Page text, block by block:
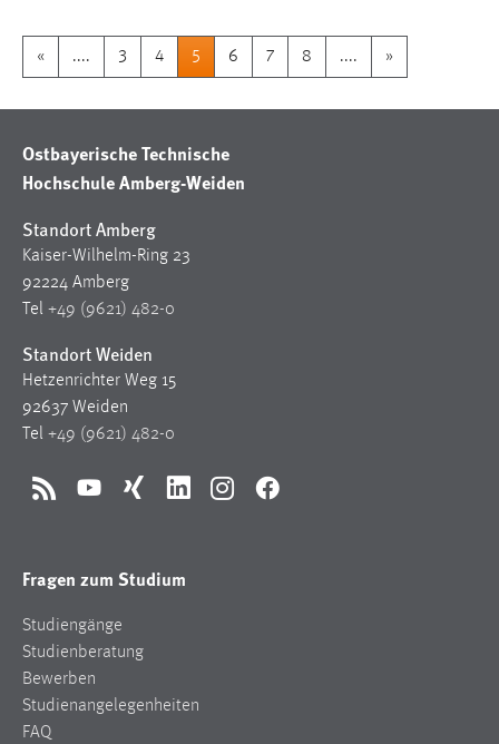
« .... 3 4 5 6 7 8 .... »
Ostbayerische Technische
Hochschule Amberg-Weiden
Standort Amberg
Kaiser-Wilhelm-Ring 23
92224 Amberg
Tel +49 (9621) 482-0
Standort Weiden
Hetzenrichter Weg 15
92637 Weiden
Tel +49 (9621) 482-0
RSS YouTubeXing LinkedInInstagramFacebook
Fragen zum Studium
Studiengänge
Studienberatung
Bewerben
Studienangelegenheiten
FAQ